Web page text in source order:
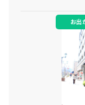
お出